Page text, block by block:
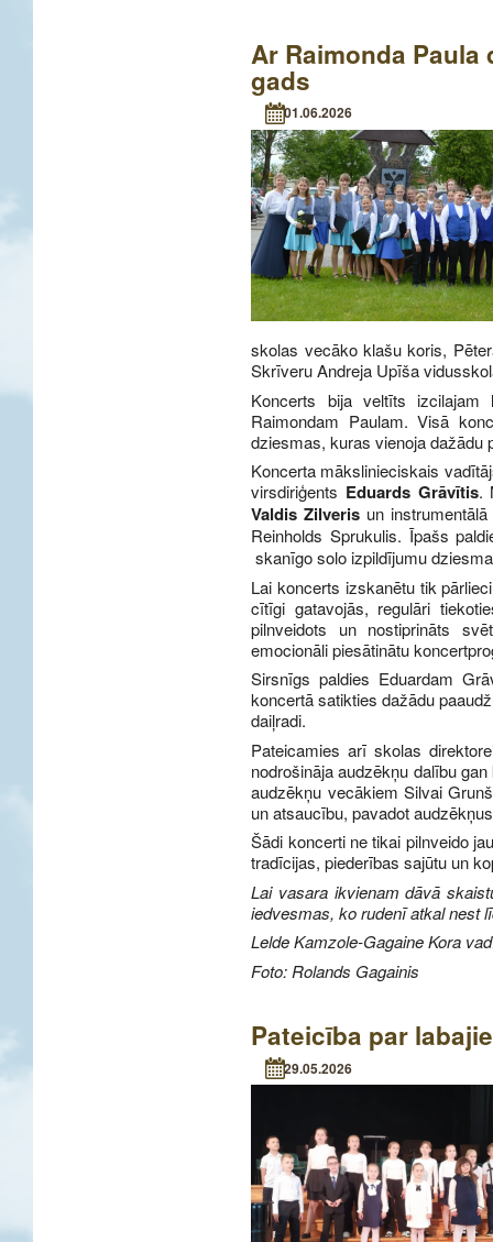
Ar Raimonda
gads
01.06.2026
skolas vecāko klašu koris,
Skrīveru Andreja Upīša
Koncerts bija veltīts
Raimondam Paulam. Visā
dziesmas, kuras vienoja dažādu
Koncerta mākslinieciskais
virsdiriģents Eduards Grāvītis.
Valdis Zilveris un
Reinholds Sprukulis. Īpašs
skanīgo solo izpildījumu
Lai koncerts izskanētu tik
cītīgi gatavojās, regulāri
pilnveidots un nostiprināts
emocionāli piesātinātu
Sirsnīgs paldies Eduardam
koncertā satikties dažādu
daiļradi.
Pateicamies arī skolas
nodrošināja audzēkņu dalību
audzēkņu vecākiem Silvai
un atsaucību, pavadot
Šādi koncerti ne tikai pilnveido
tradīcijas, piederības sajūtu un
Lai vasara ikvienam dāvā
iedvesmas, ko rudenī atkal nest
Lelde Kamzole-Gagaine Kora
Foto: Rolands Gagainis
Pateicība par
29.05.2026